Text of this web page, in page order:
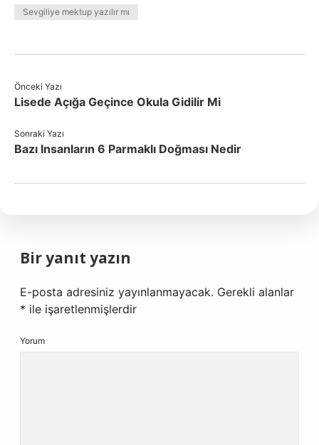
Sevgiliye mektup yazılır mı
Önceki Yazı
Lisede Açığa Geçince Okula Gidilir Mi
Sonraki Yazı
Bazı Insanların 6 Parmaklı Doğması Nedir
Bir yanıt yazın
E-posta adresiniz yayınlanmayacak. Gerekli alanlar
* ile işaretlenmişlerdir
Yorum